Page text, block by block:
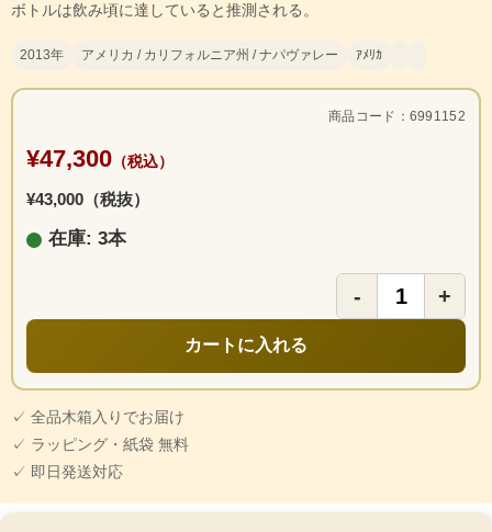
ボトルは飲み頃に達していると推測される。
2013年 アメリカ / カリフォルニア州 / ナパヴァレー ｱﾒﾘｶ
商品コード：6991152
¥47,300 （税込）
¥43,000（税抜）
在庫: 3本
- +
カートに入れる
✓ 全品木箱入りでお届け
✓ ラッピング・紙袋 無料
✓ 即日発送対応